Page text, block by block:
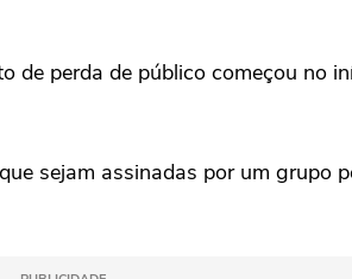
de perda de público começou no
sejam assinadas por um grupo